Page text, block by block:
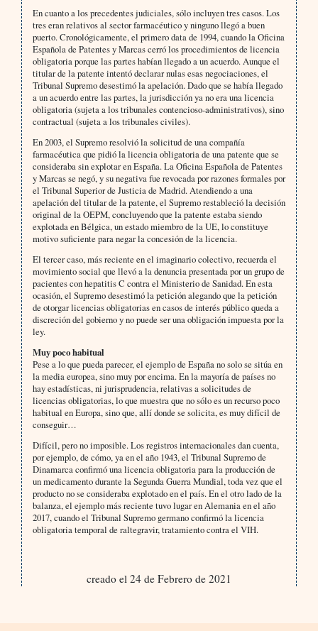
En cuanto a los precedentes judiciales, sólo incluyen tres casos. Los
tres eran relativos al sector farmacéutico y ninguno llegó a buen
puerto. Cronológicamente, el primero data de 1994, cuando la Oficina
Española de Patentes y Marcas cerró los procedimientos de licencia
obligatoria porque las partes habían llegado a un acuerdo. Aunque el
titular de la patente intentó declarar nulas esas negociaciones, el
Tribunal Supremo desestimó la apelación. Dado que se había llegado
a un acuerdo entre las partes, la jurisdicción ya no era una licencia
obligatoria (sujeta a los tribunales contencioso-administrativos), sino
contractual (sujeta a los tribunales civiles).
En 2003, el Supremo resolvió la solicitud de una compañía
farmacéutica que pidió la licencia obligatoria de una patente que se
consideraba sin explotar en España. La Oficina Española de Patentes
y Marcas se negó, y su negativa fue revocada por razones formales por
el Tribunal Superior de Justicia de Madrid. Atendiendo a una
apelación del titular de la patente, el Supremo restableció la decisión
original de la OEPM, concluyendo que la patente estaba siendo
explotada en Bélgica, un estado miembro de la UE, lo constituye
motivo suficiente para negar la concesión de la licencia.
El tercer caso, más reciente en el imaginario colectivo, recuerda el
movimiento social que llevó a la denuncia presentada por un grupo de
pacientes con hepatitis C contra el Ministerio de Sanidad. En esta
ocasión, el Supremo desestimó la petición alegando que la petición
de otorgar licencias obligatorias en casos de interés público queda a
discreción del gobierno y no puede ser una obligación impuesta por la
ley.
Muy poco habitual
Pese a lo que pueda parecer, el ejemplo de España no solo se sitúa en
la media europea, sino muy por encima. En la mayoría de países no
hay estadísticas, ni jurisprudencia, relativas a solicitudes de
licencias obligatorias, lo que muestra que no sólo es un recurso poco
habitual en Europa, sino que, allí donde se solicita, es muy difícil de
conseguir…
Difícil, pero no imposible. Los registros internacionales dan cuenta,
por ejemplo, de cómo, ya en el año 1943, el Tribunal Supremo de
Dinamarca confirmó una licencia obligatoria para la producción de
un medicamento durante la Segunda Guerra Mundial, toda vez que el
producto no se consideraba explotado en el país. En el otro lado de la
balanza, el ejemplo más reciente tuvo lugar en Alemania en el año
2017, cuando el Tribunal Supremo germano confirmó la licencia
obligatoria temporal de raltegravir, tratamiento contra el VIH.
creado el 24 de Febrero de 2021